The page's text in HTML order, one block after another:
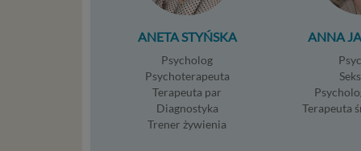
ANETA STYŃSKA
Psycholog
Psychoterapeuta
Terapeuta par
Diagnostyka
Trener żywienia
ANNA
Terapeuta